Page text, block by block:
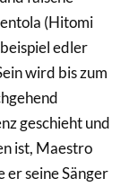
(Hitomi
edler
wird bis zum
geschieht und
ist, Maestro
er seine Sänger